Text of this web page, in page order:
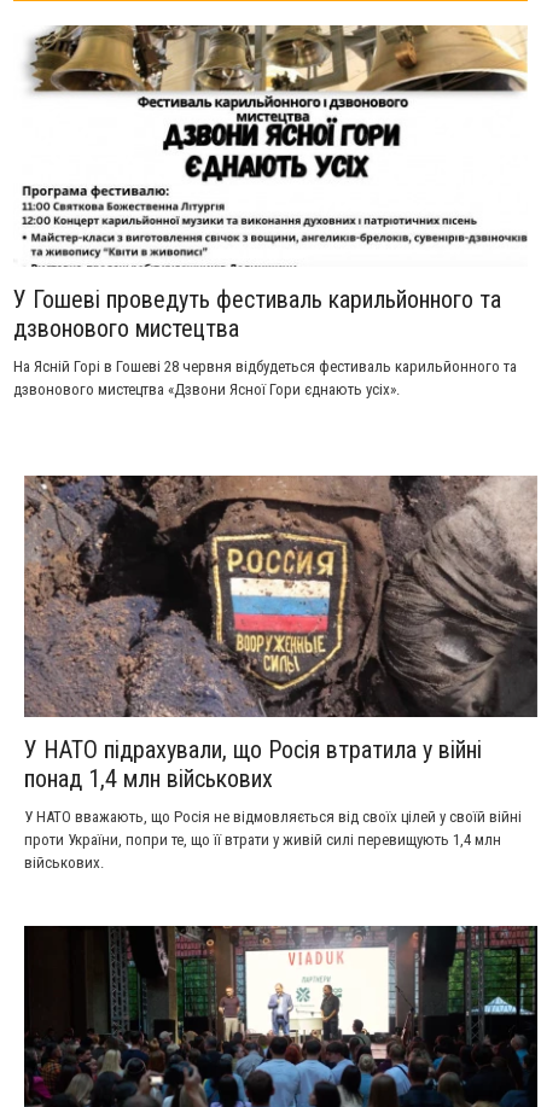
У Гошеві проведуть фестиваль карильйонного та
дзвонового мистецтва
На Ясній Горі в Гошеві 28 червня відбудеться фестиваль карильйонного та
дзвонового мистецтва «Дзвони Ясної Гори єднають усіх».
У НАТО підрахували, що Росія втратила у війні
понад 1,4 млн військових
У НАТО вважають, що Росія не відмовляється від своїх цілей у своїй війні
проти України, попри те, що її втрати у живій силі перевищують 1,4 млн
військових.